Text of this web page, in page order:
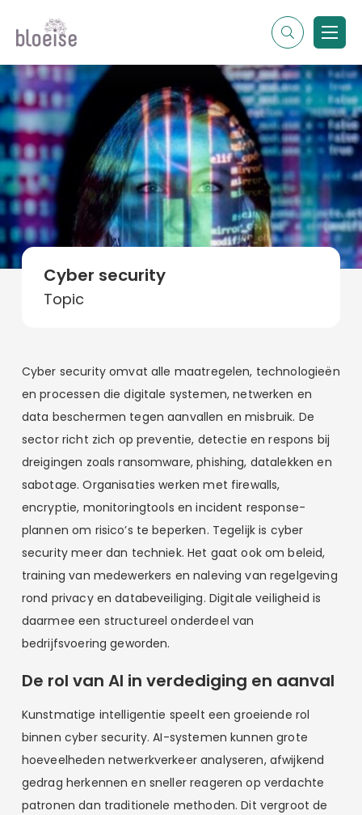
Contentmarketing
Online marketing
Branches
Marketing
Alle soorten artikelen
Alle topics
Cyber security
Topic
Cyber security omvat alle maatregelen, technologieën
en processen die digitale systemen, netwerken en
data beschermen tegen aanvallen en misbruik. De
sector richt zich op preventie, detectie en respons bij
dreigingen zoals ransomware, phishing, datalekken en
sabotage. Organisaties werken met firewalls,
encryptie, monitoringtools en incident response-
plannen om risico’s te beperken. Tegelijk is cyber
security meer dan techniek. Het gaat ook om beleid,
training van medewerkers en naleving van regelgeving
rond privacy en databeveiliging. Digitale veiligheid is
daarmee een structureel onderdeel van
bedrijfsvoering geworden.
De rol van AI in verdediging en aanval
Kunstmatige intelligentie speelt een groeiende rol
binnen cyber security. AI-systemen kunnen grote
hoeveelheden netwerkverkeer analyseren, afwijkend
gedrag herkennen en sneller reageren op verdachte
patronen dan traditionele methoden. Dit vergroot de